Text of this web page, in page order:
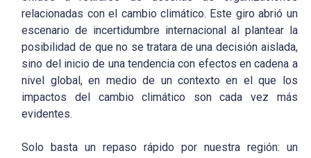
relacionadas con el cambio climático. Este giro abrió un
escenario de incertidumbre internacional al plantear la
posibilidad de que no se tratara de una decisión aislada,
sino del inicio de una tendencia con efectos en cadena a
nivel global, en medio de un contexto en el que los
impactos del cambio climático son cada vez más
evidentes.
Solo basta un repaso rápido por nuestra región: un